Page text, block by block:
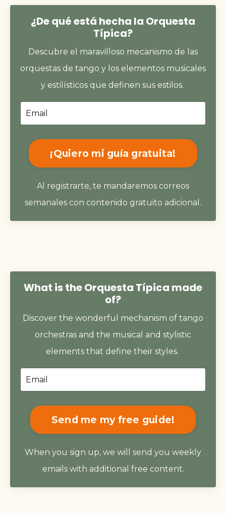
¿De qué está hecha la Orquesta
Típica?
Descubre el maravilloso mecanismo de las
orquestas de tango y los elementos musicales
y estilísticos que definen sus estilos.
¡Quiero mi guía gratuita!
Al registrarte, te mandaremos correos
semanales con contenido gratuito adicional.
What is the Orquesta Típica made
of?
Discover the wonderful mechanism of tango
orchestras and the musical and stylistic
elements that define their styles.
Send me my free guide!
When you sign up, we will send you weekly
emails with additional free content.